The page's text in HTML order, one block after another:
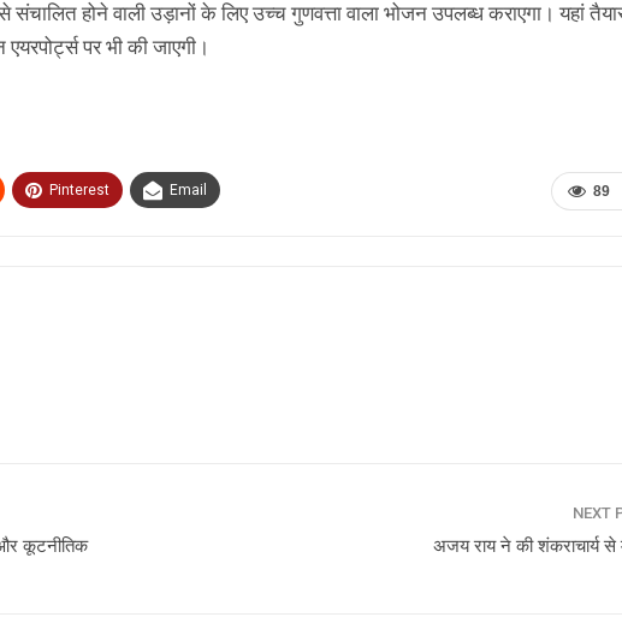
होने वाली उड़ानों के लिए उच्च गुणवत्ता वाला भोजन उपलब्ध कराएगा। यहां
पर भी की जाएगी।
89
Pinterest Email
और कूटनीतिक
NEXT
अजय राय ने की शंकराचार्य